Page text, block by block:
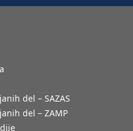
del – SAZAS
del – ZAMP